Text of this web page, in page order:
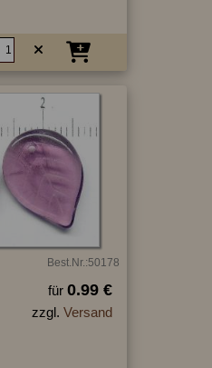
Best.Nr.:50178
für 0.99 €
zzgl. Versand